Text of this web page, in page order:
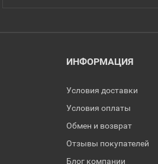
ИНФОРМАЦИЯ
Условия доставки
Условия оплаты
Обмен и возврат
Отзывы покупателей
Блог компании